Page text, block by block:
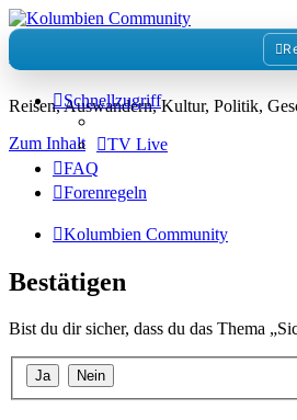
Kolumbienforum -
Reisen, Auswandern, Kultur, Politik,
Zum Inhalt
Schnellzugriff
TV Live
FAQ
Forenregeln
Kolumbien Community
Bestätigen
Bist du dir sicher, dass du das Thema